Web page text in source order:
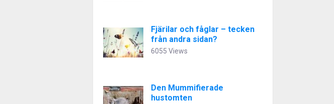
Fjärilar och fåglar – tecken
från andra sidan?
6055 Views
Den Mummifierade
hustomten